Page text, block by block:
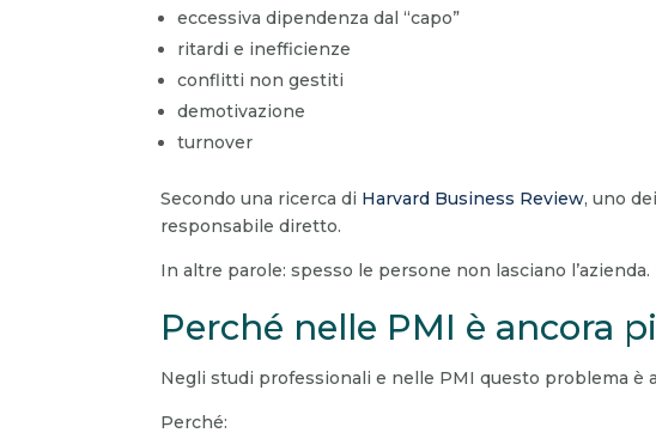
eccessiva dipendenza dal “capo”
ritardi e inefficienze
conflitti non gestiti
demotivazione
turnover
Secondo una ricerca di Harvard Business Review, uno
responsabile diretto.
In altre parole: spesso le persone non lasciano l’azienda.
Perché nelle PMI è ancora
Negli studi professionali e nelle PMI questo problema è
Perché: